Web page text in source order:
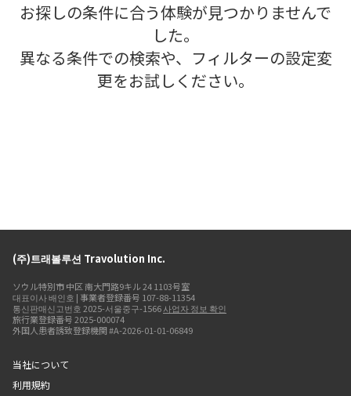
お探しの条件に合う体験が見つかりませんで
した。
異なる条件での検索や、フィルターの設定変
更をお試しください。
(주)트래볼루션 Travolution Inc.
ソウル特別市 中区 南大門路9キル 24 1103号室
대표이사 배인호 | 事業者登録番号 107-88-11354
통신판매신고번호 2025-서울중구-1566사업자 정보 확인
旅行業登録番号 2025-000074
外国人患者誘致登録機関 #A-2026-01-01-06849
当社について
利用規約